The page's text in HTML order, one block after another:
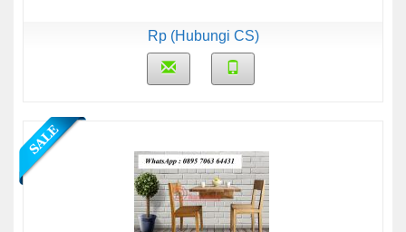
Rp (Hubungi CS)